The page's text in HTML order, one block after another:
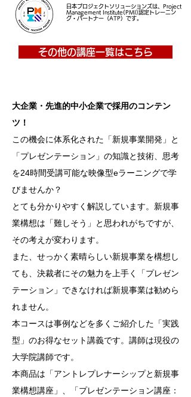
日本プロジェクトソリューションズは、Project
Management Institute(PMI)認定トレーニン
グ・パートナー（ATP）です。
その他の講座一覧はこちら
大企業・先進的中小企業で採用のコンテン
ツ！
この機会に体系化された「新規事業開発」と
「プレゼンテーション」の知識と技術、思考
を24時間受講可能な映像型eラーニングで学
びませんか？
とても分かりやすく解説しています。新規事
業構想は「難しそう」と思われがちですが、
その考えが変わります。
また、せっかく素晴らしい新規事業を構想し
ても、決裁者にその魅力を上手く「プレゼン
テーション」できなければ新規事業は勧めら
れません。
本コースは事例などを多くご紹介した「実践
型」のお得なセット講義です。講師は現役の
大学院講師です。
本商品は「アントレプレナーシップと新規事
業構想講座」、「プレゼンテーション講座：